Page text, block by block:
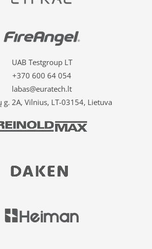
UAB Testgroup LT
+370 600 64 054
labas@euratech.lt
g. 2A, Vilnius, LT-03154, Lietuva